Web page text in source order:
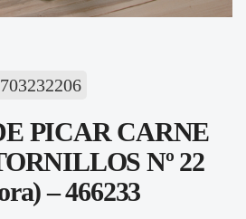
PICAR CARNE
Nº 22
– 466233